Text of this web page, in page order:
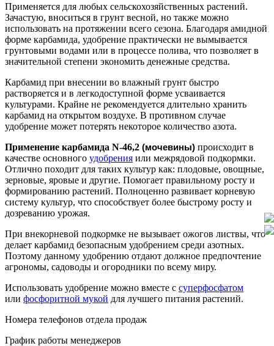
Применяется для любых сельскохозяйственных растений.
Зачастую, вноситься в грунт весной, но также можно
использовать на протяжении всего сезона. Благодаря амидной
форме карбамида, удобрение практически не вымывается
грунтовыми водами или в процессе полива, что позволяет в
значительной степени экономить денежные средства.
Карбамид при внесении во влажный грунт быстро
растворяется и в легкодоступной форме усваивается
культурами. Крайне не рекомендуется длительно хранить
карбамид на открытом воздухе. В противном случае
удобрение может потерять некоторое количество азота.
Применение карбамида N-46,2 (мочевины) происходит в
качестве основного удобрения или межрядовой подкормки.
Отлично походит для таких культур как: плодовые, овощные,
зерновые, яровые и другие. Помогает правильному росту и
формированию растений. Полноценно развивает корневую
систему культур, что способствует более быстрому росту и
дозреванию урожая.
При внекорневой подкормке не вызывает ожогов листвы, что
делает карбамид безопасным удобрением среди азотных.
Поэтому данному удобрению отдают должное предпочтение
агрономы, садоводы и огородники по всему миру.
Использовать удобрение можно вместе с суперфосфатом
или фосфоритной мукой для лучшего питания растений.
Номера телефонов отдела продаж
График работы менеджеров